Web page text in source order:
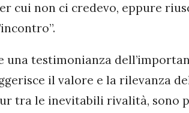
cui non ci credevo, eppure
testimonianza
il valore e la rilevanza
tra le inevitabili rivalità, sono